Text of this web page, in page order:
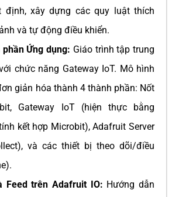
định, xây dựng các quy luật thích
và tự động điều khiển.
Ứng dụng: Giáo trình tập trung
chức năng Gateway IoT. Mô hình
giản hóa thành 4 thành phần: Nốt
Gateway IoT (hiện thực bằng
kết hợp Microbit), Adafruit Server
và các thiết bị theo dõi/điều
Feed trên Adafruit IO: Hướng dẫn